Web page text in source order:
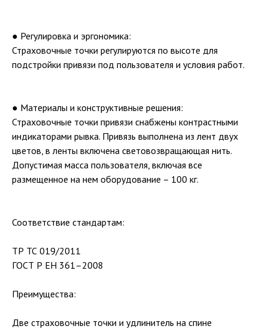
● Регулировка и эргономика:
Страховочные точки регулируются по высоте для
подстройки привязи под пользователя и условия работ.
● Материалы и конструктивные решения:
Страховочные точки привязи снабжены контрастными
индикаторами рывка. Привязь выполнена из лент двух
цветов, в ленты включена световозвращающая нить.
Допустимая масса пользователя, включая все
размещенное на нем оборудование – 100 кг.
Соответствие стандартам:
ТР ТС 019/2011
ГОСТ Р ЕН 361–2008
Преимущества:
Две страховочные точки и удлинитель на спине